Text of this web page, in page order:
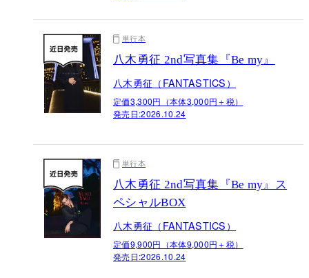
単行本
八木勇征 2nd写真集『Be my』
八木勇征（FANTASTICS）
定価3,300円（本体3,000円＋税）
発売日:2026.10.24
単行本
八木勇征 2nd写真集『Be my』ス
ペシャルBOX
八木勇征（FANTASTICS）
定価9,900円（本体9,000円＋税）
発売日:2026.10.24